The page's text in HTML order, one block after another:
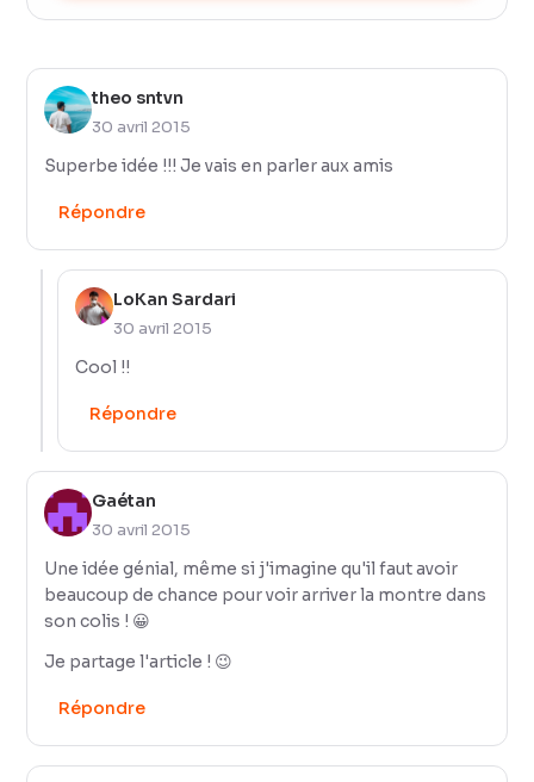
theo sntvn
30 avril 2015
Superbe idée !!! Je vais en parler aux amis
Répondre
LoKan Sardari
30 avril 2015
Cool !!
Répondre
Gaétan
30 avril 2015
Une idée génial, même si j'imagine qu'il faut avoir
beaucoup de chance pour voir arriver la montre dans
son colis ! 😀
Je partage l'article ! 😉
Répondre